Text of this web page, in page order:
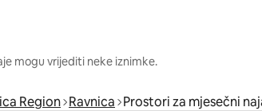
mogu vrijediti neke iznimke.
Region Ravnica Prostori za mjesečni